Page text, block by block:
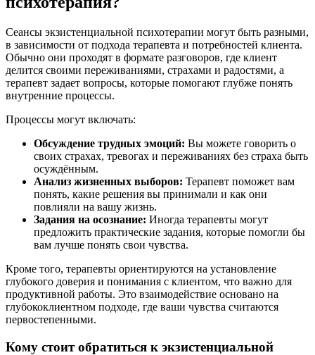
Сеансы экзистенциальной психотерапии могут быть разными,
в зависимости от подхода терапевта и потребностей клиента.
Обычно они проходят в формате разговоров, где клиент
делится своими переживаниями, страхами и радостями, а
терапевт задает вопросы, которые помогают глубже понять
внутренние процессы.
Процессы могут включать:
Обсуждение трудных эмоций: Вы можете говорить о
своих страхах, тревогах и переживаниях без страха быть
осуждённым.
Анализ жизненных выборов: Терапевт поможет вам
понять, какие решения вы принимали и как они
повлияли на вашу жизнь.
Задания на осознание: Иногда терапевты могут
предложить практические задания, которые помогли бы
вам лучше понять свои чувства.
Кроме того, терапевты ориентируются на установление
глубокого доверия и понимания с клиентом, что важно для
продуктивной работы. Это взаимодействие основано на
глубококлиентном подходе, где ваши чувства считаются
первостепенными.
Кому стоит обратиться к экзистенциальной